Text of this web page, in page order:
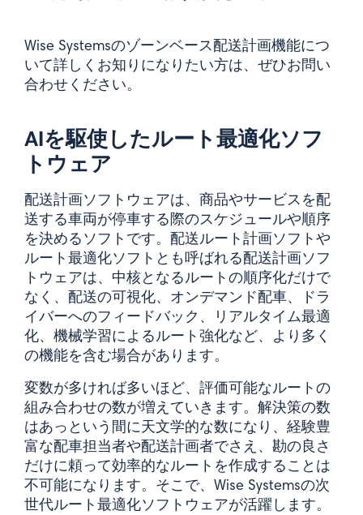
Wise Systemsのゾーンベース配送計画機能につ
いて詳しくお知りになりたい方は、ぜひお問い
合わせください。
AIを駆使したルート最適化ソフ
トウェア
配送計画ソフトウェアは、商品やサービスを配
送する車両が停車する際のスケジュールや順序
を決めるソフトです。配送ルート計画ソフトや
ルート最適化ソフトとも呼ばれる配送計画ソフ
トウェアは、中核となるルートの順序化だけで
なく、配送の可視化、オンデマンド配車、ドラ
イバーへのフィードバック、リアルタイム最適
化、機械学習によるルート強化など、より多く
の機能を含む場合があります。
変数が多ければ多いほど、評価可能なルートの
組み合わせの数が増えていきます。解決策の数
はあっという間に天文学的な数になり、経験豊
富な配車担当者や配送計画者でさえ、勘の良さ
だけに頼って効率的なルートを作成することは
不可能になります。そこで、Wise Systemsの次
世代ルート最適化ソフトウェアが活躍します。